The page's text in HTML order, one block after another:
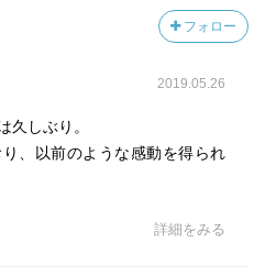
フォロー
2019.05.26
久しぶり。
、以前のような感動を得られ
詳細をみる